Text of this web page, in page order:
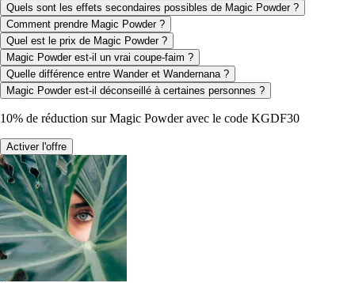
Quels sont les effets secondaires possibles de Magic Powder ?
Comment prendre Magic Powder ?
Quel est le prix de Magic Powder ?
Magic Powder est-il un vrai coupe-faim ?
Quelle différence entre Wander et Wandernana ?
Magic Powder est-il déconseillé à certaines personnes ?
10% de réduction sur Magic Powder avec le code KGDF30
Activer l'offre